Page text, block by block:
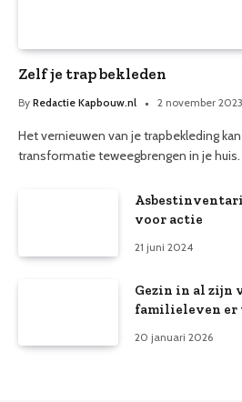
Zelf je trap bekleden
By Redactie Kapbouw.nl 2 november 2023
Het vernieuwen van je trapbekleding
transformatie teweegbrengen in je huis.
voor actie
21 juni 2024
Gezin in al zijn
familieleven er
20 januari 2026